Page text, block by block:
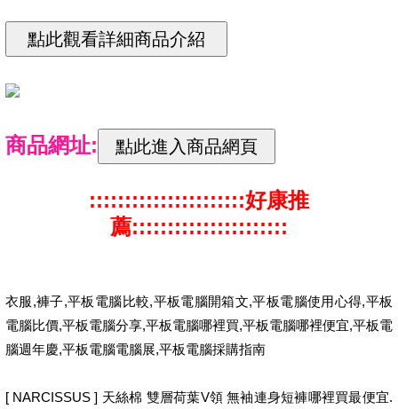
商品網址:
::::::::::::::::::::::好康推
薦::::::::::::::::::::::
衣服,褲子,平板電腦比較,平板電腦開箱文,平板電腦使用心得,平板
電腦比價,平板電腦分享,平板電腦哪裡買,平板電腦哪裡便宜,平板電
腦週年慶,平板電腦電腦展,平板電腦採購指南
[ NARCISSUS ] 天絲棉 雙層荷葉V領 無袖連身短褲哪裡買最便宜.